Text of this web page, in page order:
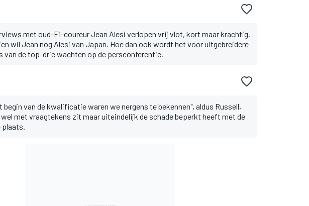
met oud-F1-coureur Jean Alesi verlopen vrij vlot, kort maar krachtig.
wil Jean nog Alesi van Japan. Hoe dan ook wordt het voor uitgebreidere
van de top-drie wachten op de persconferentie.
begin van de kwalificatie waren we nergens te bekennen", aldus Russell,
wel met vraagtekens zit maar uiteindelijk de schade beperkt heeft met de
plaats.